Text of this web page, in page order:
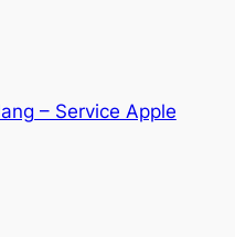
– Service Apple